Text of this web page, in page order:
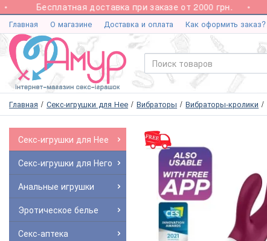
Бесплатная доставка при заказе от 2000 грн.
Главная О магазине Доставка и оплата Как оформить заказ?
Главная Секс-игрушки для Нее Вибраторы Вибраторы-кролики
Секс-игрушки для Нее
Секс-игрушки для Него
Анальные игрушки
Эротическое белье
Секс-аптека